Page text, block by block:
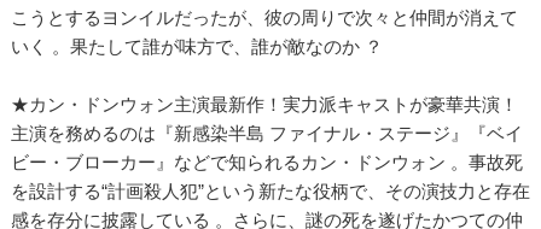
こうとするヨンイルだったが、彼の周りで次々と仲間が消えて
いく 。果たして誰が味方で、誰が敵なのか ？
★カン・ドンウォン主演最新作！実力派キャストが豪華共演！
主演を務めるのは『新感染半島 ファイナル・ステージ』『ベイ
ビー・ブローカー』などで知られるカン・ドンウォン 。事故死
を設計する“計画殺人犯”という新たな役柄で、その演技力と存在
感を存分に披露している 。さらに、謎の死を遂げたかつての仲